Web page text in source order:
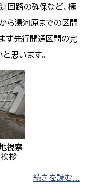
回路の確保など、極
ら湯河原までの区間
ず先行開通区間の完
思います。
視察
挨拶
続きを読む...